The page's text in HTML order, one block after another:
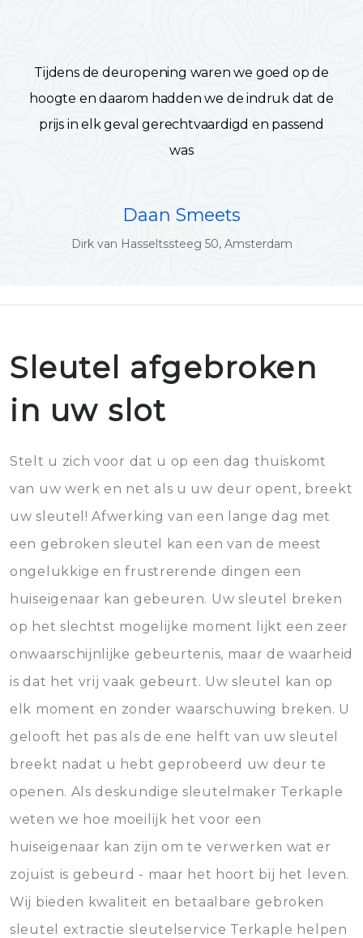
Tijdens de deuropening waren we goed op de
hoogte en daarom hadden we de indruk dat de
prijs in elk geval gerechtvaardigd en passend
was
Daan Smeets
Dirk van Hasseltssteeg 50, Amsterdam
Sleutel afgebroken
in uw slot
Stelt u zich voor dat u op een dag thuiskomt
van uw werk en net als u uw deur opent, breekt
uw sleutel! Afwerking van een lange dag met
een gebroken sleutel kan een van de meest
ongelukkige en frustrerende dingen een
huiseigenaar kan gebeuren. Uw sleutel breken
op het slechtst mogelijke moment lijkt een zeer
onwaarschijnlijke gebeurtenis, maar de waarheid
is dat het vrij vaak gebeurt. Uw sleutel kan op
elk moment en zonder waarschuwing breken. U
gelooft het pas als de ene helft van uw sleutel
breekt nadat u hebt geprobeerd uw deur te
openen. Als deskundige sleutelmaker Terkaple
weten we hoe moeilijk het voor een
huiseigenaar kan zijn om te verwerken wat er
zojuist is gebeurd - maar het hoort bij het leven.
Wij bieden kwaliteit en betaalbare gebroken
sleutel extractie sleutelservice Terkaple helpen